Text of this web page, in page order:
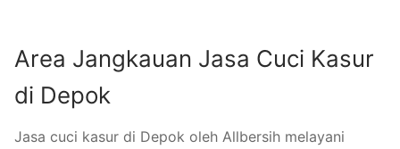
Area Jangkauan Jasa Cuci Kasur
di Depok
Jasa cuci kasur di Depok oleh Allbersih melayani